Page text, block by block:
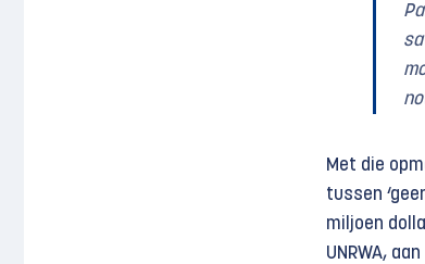
Met die
tussen
miljoen
UNRWA,